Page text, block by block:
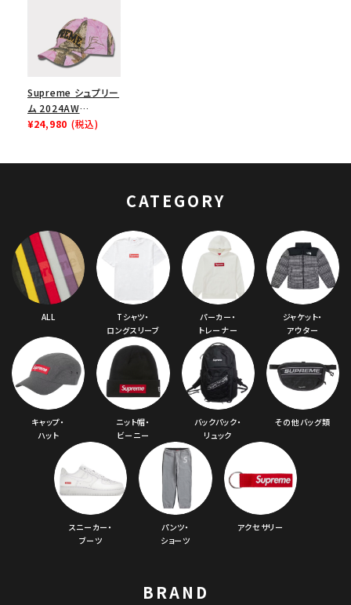
Supreme シュプリー
ム 2024AW
Difference 6Panel
¥24,980 (税込)
CATEGORY
ALL
Tシャツ・
ロングスリーブ
パーカー・
トレーナー
ジャケット・
アウター
キャップ・
ハット
ニット帽・
ビーニー
バックパック・
リュック
その他バッグ類
スニーカー・
ブーツ
パンツ・
ショーツ
アクセサリー
BRAND